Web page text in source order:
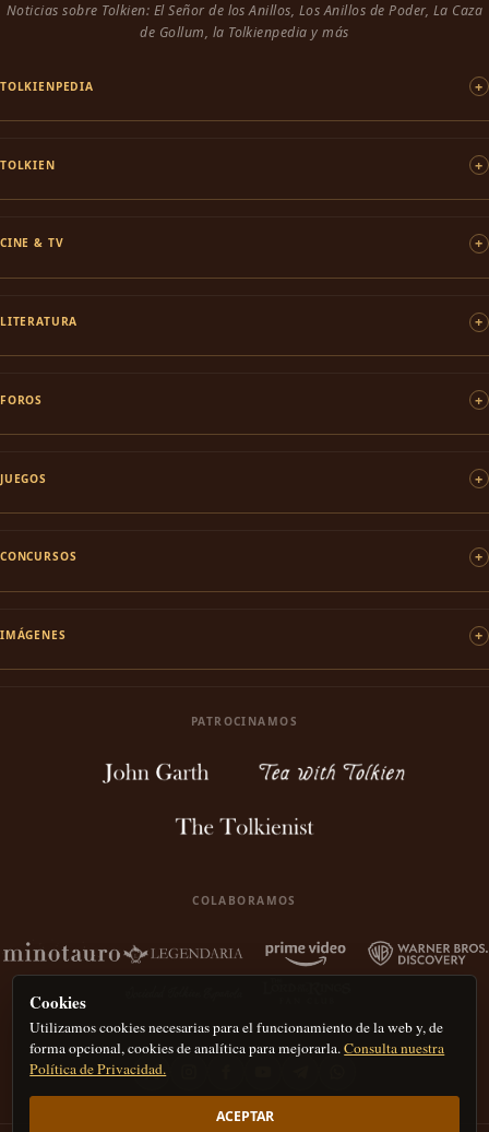
Noticias sobre Tolkien: El Señor de los Anillos, Los Anillos de Poder, La Caza
de Gollum, la Tolkienpedia y más
TOLKIENPEDIA
TOLKIEN
CINE & TV
LITERATURA
FOROS
JUEGOS
CONCURSOS
IMÁGENES
PATROCINAMOS
COLABORAMOS
Cookies
Utilizamos cookies necesarias para el funcionamiento de la web y, de
forma opcional, cookies de analítica para mejorarla.Consulta nuestra
Política de Privacidad.
ACEPTAR